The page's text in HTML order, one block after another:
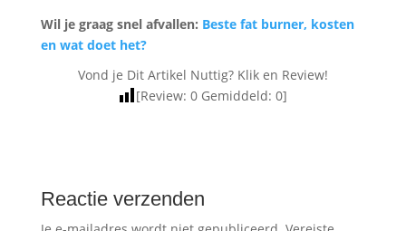
Wil je graag snel afvallen: Beste fat burner, kosten
en wat doet het?
Vond je Dit Artikel Nuttig? Klik en Review!
[Review:0 Gemiddeld:0]
Reactie verzenden